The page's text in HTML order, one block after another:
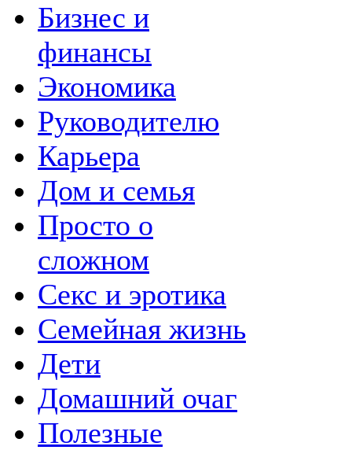
Бизнес и
финансы
Экономика
Руководителю
Карьера
Дом и семья
Просто о
сложном
Секс и эротика
Семейная жизнь
Дети
Домашний очаг
Полезные